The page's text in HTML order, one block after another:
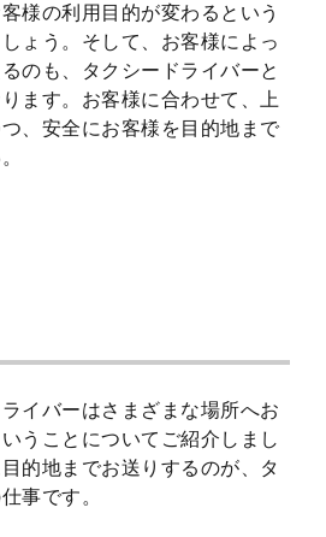
様の利用目的が変わるという
ょう。そして、お客様によっ
のも、タクシードライバーと
ます。お客様に合わせて、上
、安全にお客様を目的地まで
イバーはさまざまな場所へお
うことについてご紹介しまし
的地までお送りするのが、タ
事です。